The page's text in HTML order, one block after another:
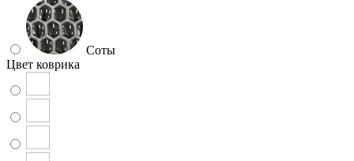
Соты
Цвет коврика